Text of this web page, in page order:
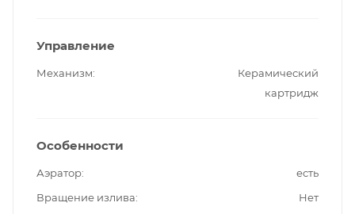
Управление
Механизм
Керамический
картридж
Особенности
Аэратор
есть
Вращение излива
Нет